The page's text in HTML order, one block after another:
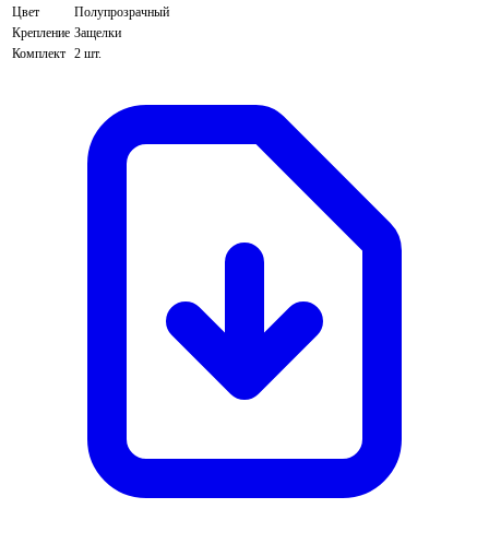
Цвет
Полупрозрачный
Крепление Защелки
Комплект 2 шт.